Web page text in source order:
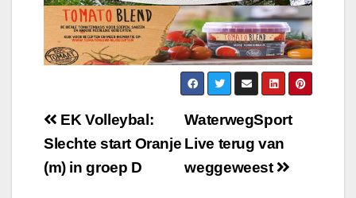
WaterwegSport
Live terug van
weggeweest
EK Volleybal:
Slechte start Oranje
(m) in groep D